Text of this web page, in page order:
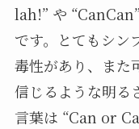
lah!” や
です。とてもシン
毒性があり、また
信じるような明る
言葉は “Can or